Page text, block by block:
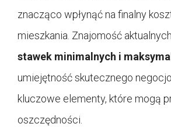
znacząco wpłynąć na finalny
mieszkania. Znajomość aktualnych
stawek minimalnych i
umiejętność skutecznego
kluczowe elementy, które mogą
oszczędności.